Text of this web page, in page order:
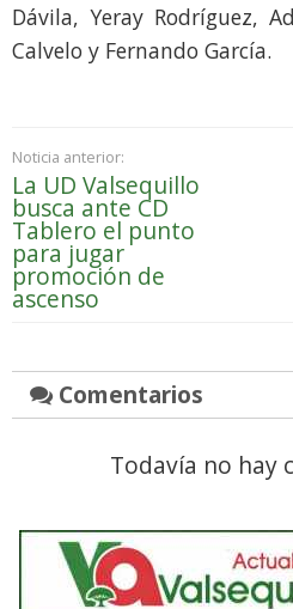
Dávila, Yeray Rodríguez,
Calvelo y Fernando García.
Noticia anterior:
La UD Valsequillo
busca ante CD
Tablero el punto
para jugar
promoción de
ascenso
Comentarios
Todavía no hay